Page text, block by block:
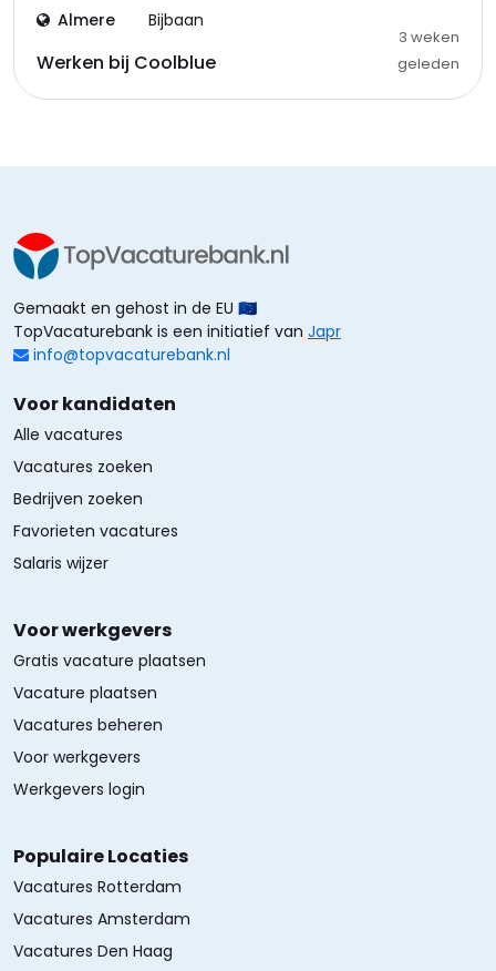
Almere Bijbaan
Werken bij Coolblue
3 weken
geleden
Gemaakt en gehost in de EU 🇪🇺
TopVacaturebank is een initiatief van Japr
info@topvacaturebank.nl
Voor kandidaten
Alle vacatures
Vacatures zoeken
Bedrijven zoeken
Favorieten vacatures
Salaris wijzer
Voor werkgevers
Gratis vacature plaatsen
Vacature plaatsen
Vacatures beheren
Voor werkgevers
Werkgevers login
Populaire Locaties
Vacatures Rotterdam
Vacatures Amsterdam
Vacatures Den Haag